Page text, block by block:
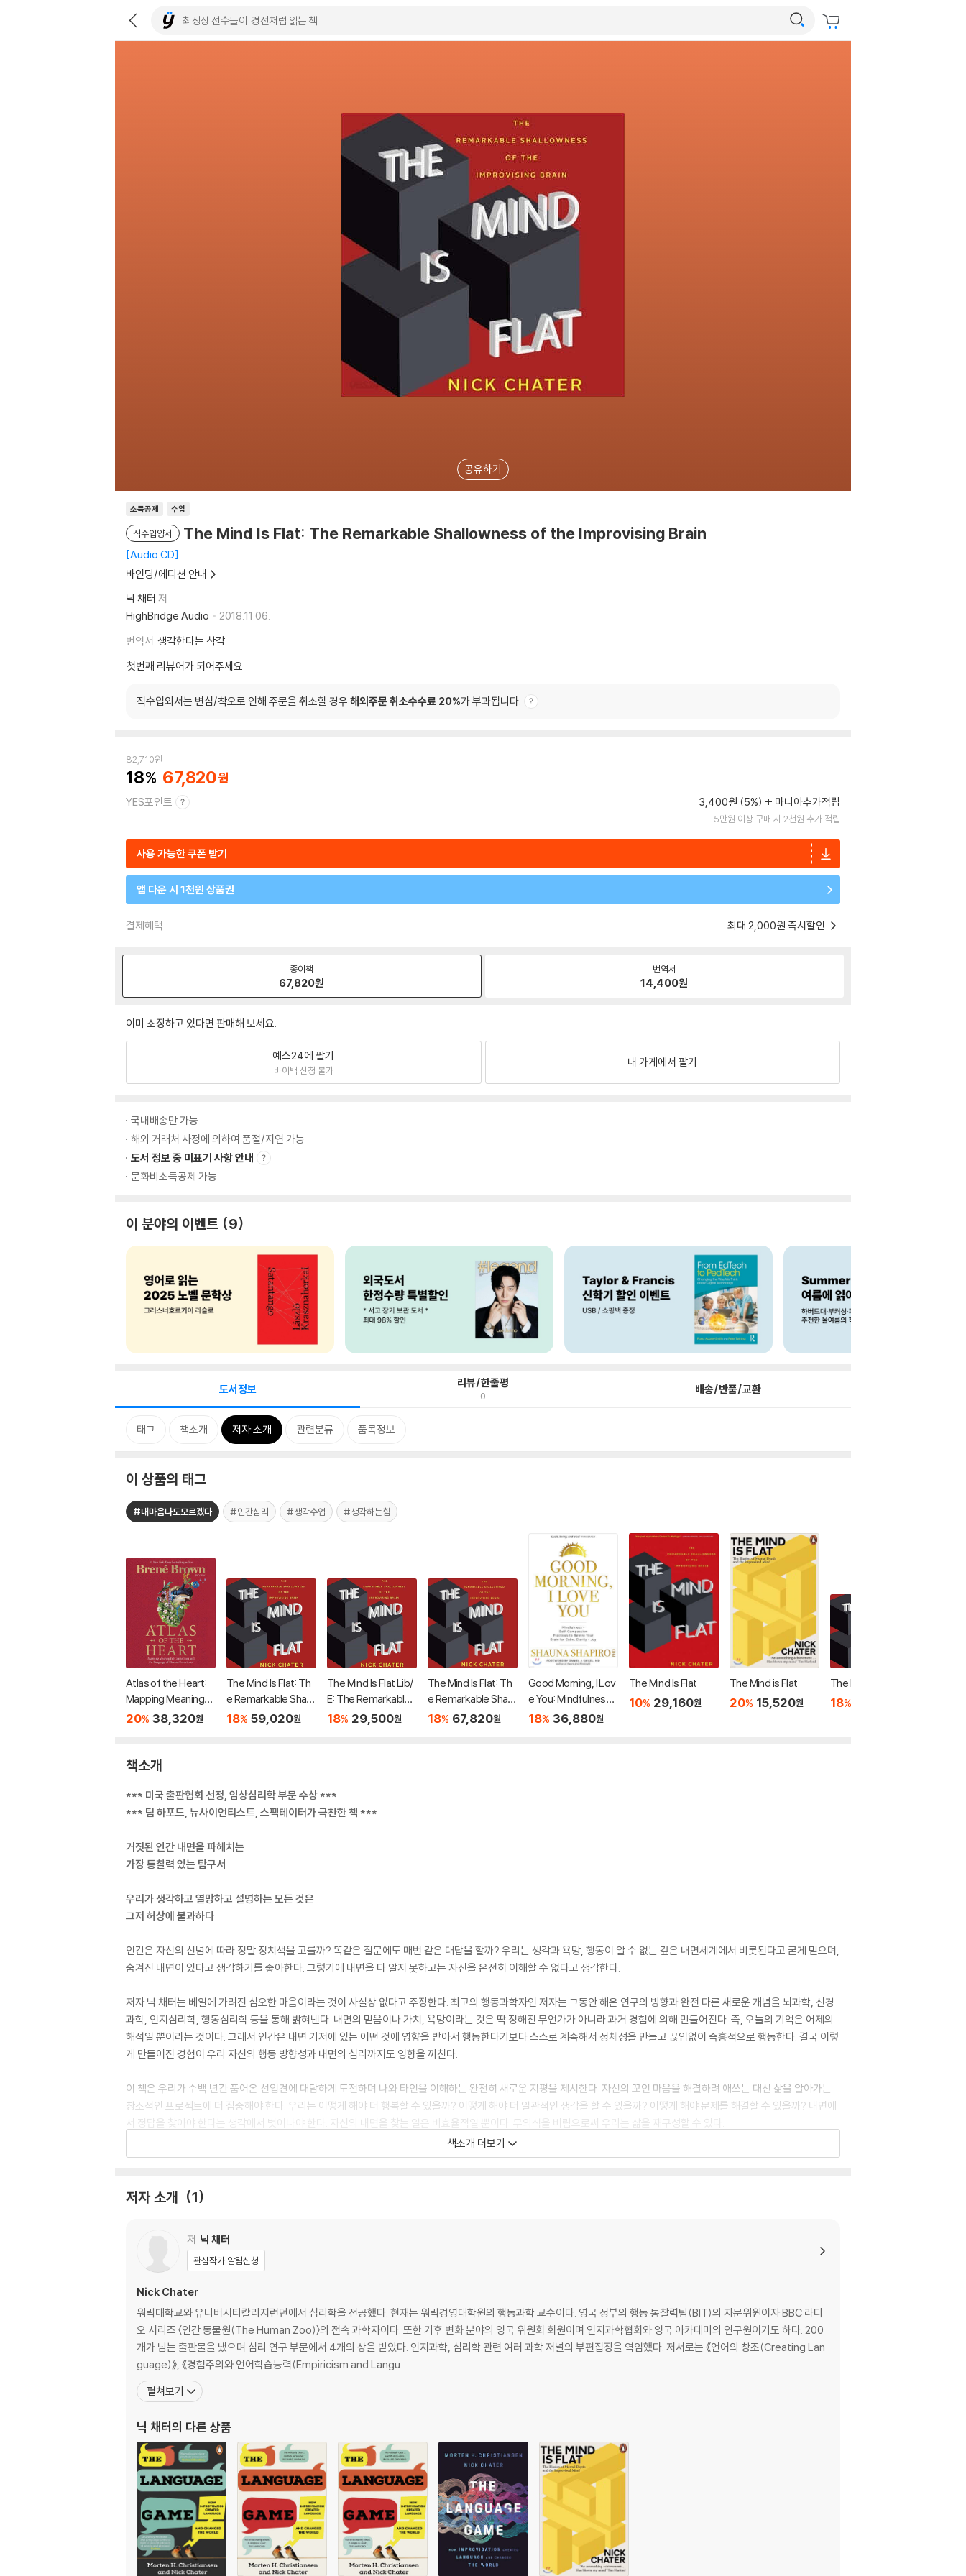
공유하기
소득공제 수입
직수입양서 The Mind Is Flat: The Remarkable Shallowness of the Improvising Brain
Audio CD
바인딩/에디션 안내
닉 채터 저
HighBridge Audio
2018.11.06.
번역서 생각한다는 착각
첫번째 리뷰어가 되어주세요
직수입외서는 변심/착오로 인해 주문을 취소할 경우 해외주문 취소수수료 20%가 부과됩니다.
82,710원
18 67,820
YES포인트 3,400원 (5%) 마니아추가적립
5만원 이상 구매 시 2천원 추가 적립
사용 가능한 쿠폰 받기
앱 다운 시 1천원 상품권
결제혜택 최대 2,000원 즉시할인
종이책
67,820원
번역서
14,400원
이미 소장하고 있다면 판매해 보세요.
예스24에 팔기
바이백 신청 불가
내 가게에서 팔기
국내배송만 가능
해외 거래처 사정에 의하여 품절/지연 가능
도서 정보 중 미표기 사항 안내
문화비소득공제 가능
이 분야의 이벤트 9
도서정보 리뷰/한줄평
0 배송/반품/교환
태그 책소개 저자 소개 관련분류 품목정보
이 상품의 태그
#내마음나도모르겠다 #인간심리 #생각수업 #생각하는힘
Atlas of the Heart:
Mapping Meaningful
Connection and the
20% 38,320원
The Mind Is Flat: Th
e Remarkable Shallo
wness of the Impro
18% 59,020원
The Mind Is Flat Lib/
E: The Remarkable
Shallowness of the I
18% 29,500원
The Mind Is Flat: Th
e Remarkable Shallo
wness of the Impro
18% 67,820원
Good Morning, I Lov
e You: Mindfulness a
nd Self-Compassio
18% 36,880원
The Mind Is Flat
10% 29,160원
The Mind is Flat
20% 15,520원
The Mind Is Flat
18%
책소개
*** 미국 출판협회 선정, 임상심리학 부문 수상 ***
*** 팀 하포드, 뉴사이언티스트, 스펙테이터가 극찬한 책 ***
거짓된 인간 내면을 파헤치는
가장 통찰력 있는 탐구서
우리가 생각하고 열망하고 설명하는 모든 것은
그저 허상에 불과하다
인간은 자신의 신념에 따라 정말 정치색을 고를까? 똑같은 질문에도 매번 같은 대답을 할까? 우리는 생각과 욕망, 행동이 알 수 없는 깊은 내면세계에서 비롯된다고 굳게 믿으며,
숨겨진 내면이 있다고 생각하기를 좋아한다. 그렇기에 내면을 다 알지 못하고는 자신을 온전히 이해할 수 없다고 생각한다.
저자 닉 채터는 베일에 가려진 심오한 마음이라는 것이 사실상 없다고 주장한다. 최고의 행동과학자인 저자는 그동안 해온 연구의 방향과 완전 다른 새로운 개념을 뇌과학, 신경
과학, 인지심리학, 행동심리학 등을 통해 밝혀낸다. 내면의 믿음이나 가치, 욕망이라는 것은 딱 정해진 무언가가 아니라 과거 경험에 의해 만들어진다. 즉, 오늘의 기억은 어제의
해석일 뿐이라는 것이다. 그래서 인간은 내면 기저에 있는 어떤 것에 영향을 받아서 행동한다기보다 스스로 계속해서 정체성을 만들고 끊임없이 즉흥적으로 행동한다. 결국 이렇
게 만들어진 경험이 우리 자신의 행동 방향성과 내면의 심리까지도 영향을 끼친다.
이 책은 우리가 수백 년간 품어온 선입견에 대담하게 도전하며 나와 타인을 이해하는 완전히 새로운 지평을 제시한다. 자신의 꼬인 마음을 해결하려 애쓰는 대신 삶을 알아가는
창조적인 프로젝트에 더 집중해야 한다. 우리는 어떻게 해야 더 행복할 수 있을까? 어떻게 해야 더 일관적인 생각을 할 수 있을까? 어떻게 해야 문제를 해결할 수 있을까? 내면에
서 정답을 찾아야 한다는 생각에서 벗어나야 한다. 자신의 내면을 찾는 일은 비효율적일 뿐이다. 무의식을 버림으로써 우리는 삶을 재구성할 수 있다.
In a radical reinterpretation of how the mind works, an eminent behavioral scientist reveals the illusion of mental depth
Psychologists and neuroscientists struggle with how best to interpret human motivation and decision making. The assumption is that below a ment
In this profoundly original book, behavioral scientist Nick Chater contends just the opposite: rather than being the plaything of unconscious current
uthor first demolishes our intuitive sense of how our mind works, then argues for a positive interpretation of the brain as a ceaseless and creative i
mproviser.
책소개 더보기
저자 소개 1
저 닉 채터
관심작가 알림신청
Nick Chater
워릭대학교와 유니버시티칼리지런던에서 심리학을 전공했다. 현재는 워릭경영대학원의 행동과학 교수이다. 영국 정부의 행동 통찰력팀(BIT)의 자문위원이자 BBC 라디
오 시리즈 〈인간 동물원(The Human Zoo)〉의 전속 과학자이다. 또한 기후 변화 분야의 영국 위원회 회원이며 인지과학협회와 영국 아카데미의 연구원이기도 하다. 200
개가 넘는 출판물을 냈으며 심리 연구 부문에서 4개의 상을 받았다. 인지과학, 심리학 관련 여러 과학 저널의 부편집장을 역임했다. 저서로는 《언어의 창조(Creating Lan
guage)》, 《경험주의와 언어학습능력(Empiricism and Langu
펼쳐보기
닉 채터의 다른 상품